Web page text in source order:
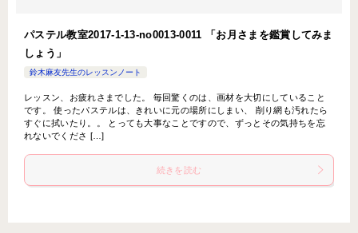
パステル教室2017-1-13-no0013-0011 「お月さまを鑑賞してみま
しょう」
鈴木麻友先生のレッスンノート
レッスン、お疲れさまでした。 毎回驚くのは、画材を大切にしていること
です。 使ったパステルは、きれいに元の場所にしまい、 削り網も汚れたら
すぐに拭いたり。。 とっても大事なことですので、ずっとその気持ちを忘
れないでくださ […]
続きを読む